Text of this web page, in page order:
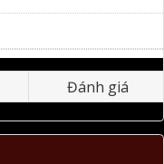
Đánh giá